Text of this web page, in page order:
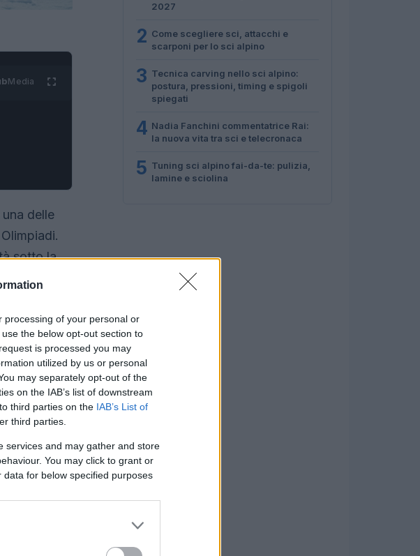
processing of your personal or
the below opt-out section to
is processed you may
utilized by us or personal
may separately opt-out of the
on the IAB’s list of downstream
third parties on the IAB’s List of
third parties.
services and may gather and store
You may click to grant or
for below specified purposes
Media
delle
sotto la
unico e
2027
2 Come scegliere sci, attacchi e
scarponi per lo sci alpino
3 Tecnica carving nello sci alpino:
postura, pressioni, timing e spigoli
spiegati
4 Nadia Fanchini commentatrice Rai:
la nuova vita tra sci e telecronaca
5 Tuning sci alpino fai-da-te: pulizia,
lamine e sciolina